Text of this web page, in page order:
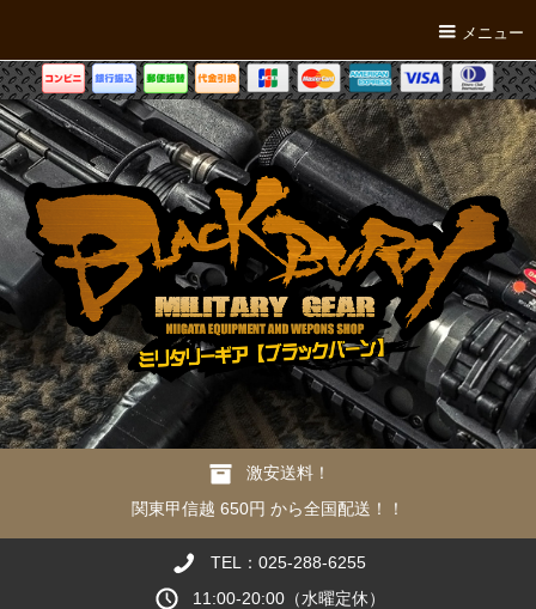
メニュー
激安送料！
関東甲信越 650円 から全国配送！！
TEL：025-288-6255
11:00-20:00（水曜定休）